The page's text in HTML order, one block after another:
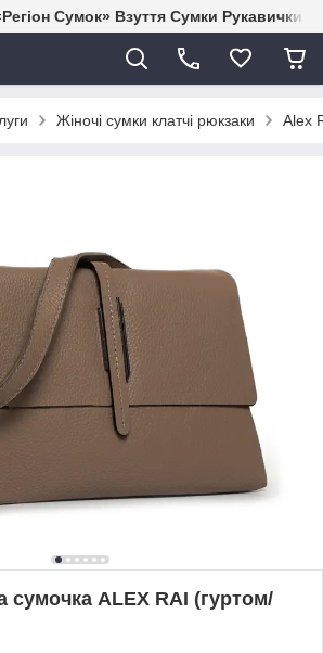
Сумок» Взуття Сумки Рукавички
Жіночі сумки клатчі рюкзаки Alex
сумочка ALEX RAI (гуртом/